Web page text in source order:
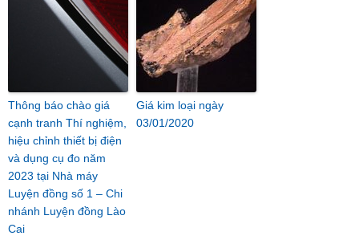
Thông báo chào giá
cạnh tranh Thí nghiệm,
hiệu chỉnh thiết bị điện
và dụng cụ đo năm
2023 tại Nhà máy
Luyện đồng số 1 – Chi
nhánh Luyện đồng Lào
Cai
Giá kim loại ngày
03/01/2020